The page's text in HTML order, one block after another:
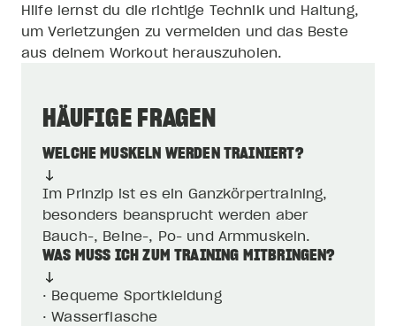
Hilfe lernst du die richtige Technik und Haltung,
um Verletzungen zu vermeiden und das Beste
aus deinem Workout herauszuholen.
HÄUFIGE FRAGEN
WELCHE MUSKELN WERDEN TRAINIERT?
Im Prinzip ist es ein Ganzkörpertraining,
besonders beansprucht werden aber
Bauch-, Beine-, Po- und Armmuskeln.
WAS MUSS ICH ZUM TRAINING MITBRINGEN?
· Bequeme Sportkleidung
· Wasserflasche